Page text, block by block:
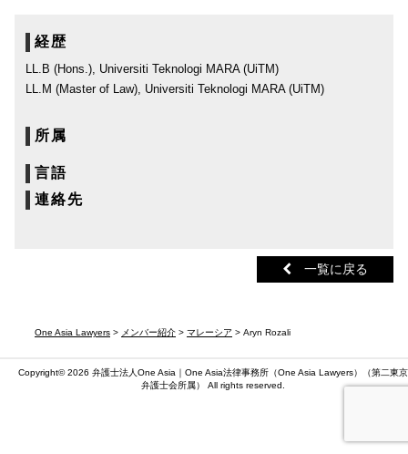
One Asia Lawyers > メンバー紹介 > マレーシア > Aryn Rozali
経歴
LL.B (Hons.), Universiti Teknologi MARA (UiTM)
LL.M (Master of Law), Universiti Teknologi MARA (UiTM)
所属
言語
連絡先
一覧に戻る
Copyright© 2026 弁護士法人One Asia｜One Asia法律事務所（One Asia Lawyers）（第二東京
弁護士会所属） All rights reserved.